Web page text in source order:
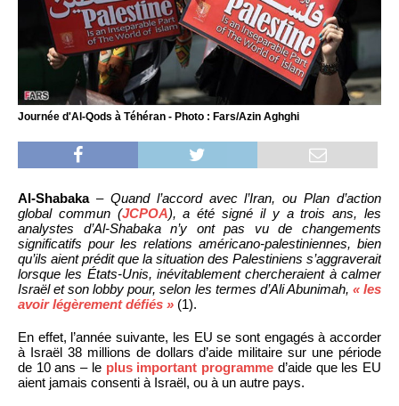
Journée d'Al-Qods à Téhéran - Photo : Fars/Azin Aghghi
Al-Shabaka– Quand l’accord avec l’Iran, ou Plan d’action
global commun (JCPOA), a été signé il y a trois ans, les
analystes d’Al-Shabaka n’y ont pas vu de changements
significatifs pour les relations américano-palestiniennes, bien
qu’ils aient prédit que la situation des Palestiniens s’aggraverait
lorsque les États-Unis, inévitablement chercheraient à calmer
Israël et son lobby pour, selon les termes d’Ali Abunimah, « les
avoir légèrement défiés » (1).
En effet, l’année suivante, les EU se sont engagés à accorder
à Israël 38 millions de dollars d’aide militaire sur une période
de 10 ans – le plus important programme d’aide que les EU
aient jamais consenti à Israël, ou à un autre pays.